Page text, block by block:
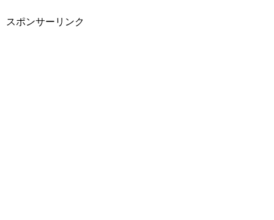
スポンサーリンク